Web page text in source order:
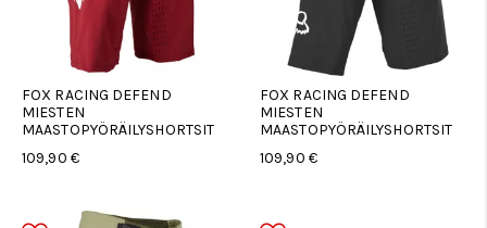
FOX RACING DEFEND
MIESTEN
MAASTOPYÖRÄILYSHORTSIT
109,90 €
FOX RACING DEFEND
MIESTEN
MAASTOPYÖRÄILYSHORTSIT
109,90 €